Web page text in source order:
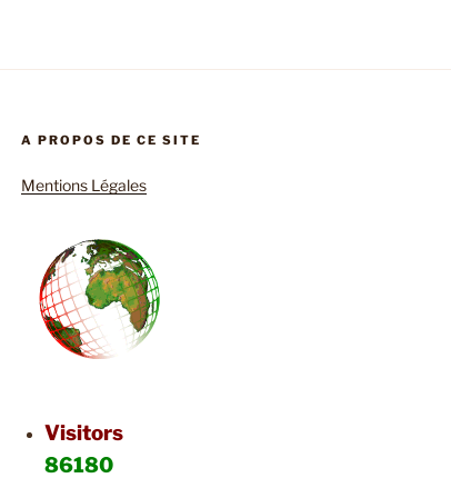
A PROPOS DE CE SITE
Mentions Légales
Visitors
86180